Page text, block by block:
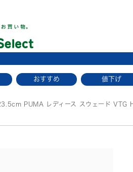
おすすめ 値下げ
PUMA レディース スウェード VTG